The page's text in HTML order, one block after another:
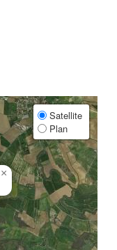
×
Satellite
Plan